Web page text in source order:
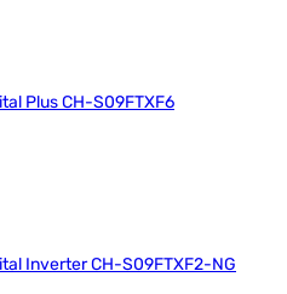
Plus CH-S09FTXF6
Inverter CH-S09FTXF2-NG